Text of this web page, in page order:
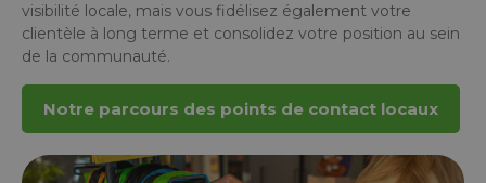
visibilité locale, mais vous fidélisez également votre
clientèle à long terme et consolidez votre position au sein
de la communauté.
Notre parcours des points de contact locaux